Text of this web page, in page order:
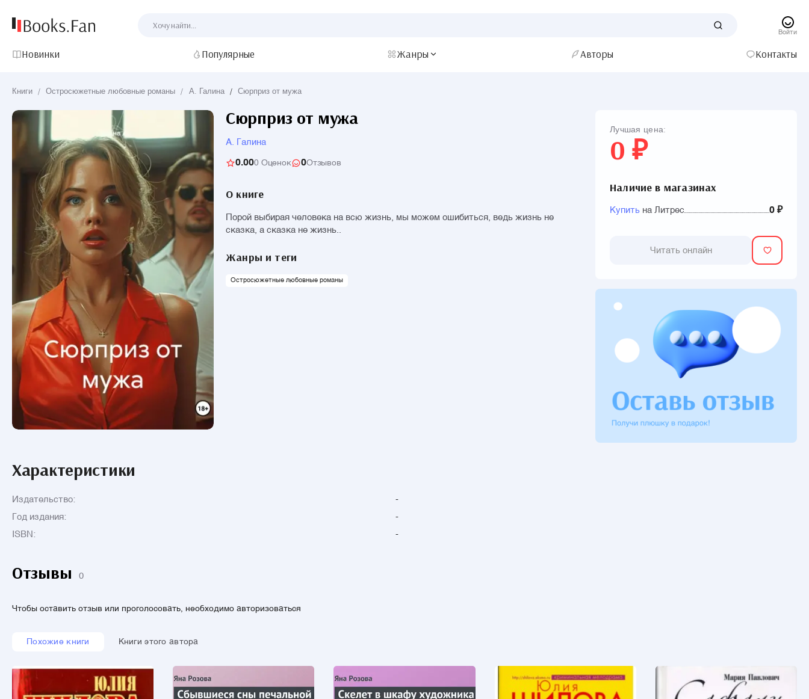
Войти
Новинки Популярные Жанры Авторы Контакты
Книги / Остросюжетные любовные романы / А. Галина / Сюрприз от мужа
Сюрприз от мужа
А. Галина
0.000 Оценок 0Отзывов
О книге
Порой выбирая человека на всю жизнь, мы можем ошибиться, ведь жизнь не
сказка, а сказка не жизнь..
Жанры и теги
Остросюжетные любовные романы
Лучшая цена:
0 ₽
Наличие в магазинах
Купить на Литрес 0 ₽
Читать онлайн
Характеристики
Издательство:
-
Год издания:
-
ISBN:
-
Отзывы 0
Чтобы оставить отзыв или проголосовать, необходимо авторизоваться
Похожие книги Книги этого автора